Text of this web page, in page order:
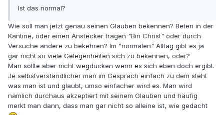
Ist das normal?
Wie soll man jetzt genau seinen Glauben bekennen? Beten in der
Kantine, oder einen Anstecker tragen "Bin Christ" oder durch
Versuche andere zu bekehren? Im "normalen" Alltag gibt es ja
gar nicht so viele Gelegenheiten sich zu bekennen, oder?
Man sollte aber nicht wegducken wenn es sich eben doch ergibt.
Je selbstverständlicher man im Gespräch einfach zu dem steht
was man ist und glaubt, umso einfacher wird es. Man wird
nämlich durchaus akzeptiert mit seinem Glauben und häufig
merkt man dann, dass man gar nicht so alleine ist, wie gedacht